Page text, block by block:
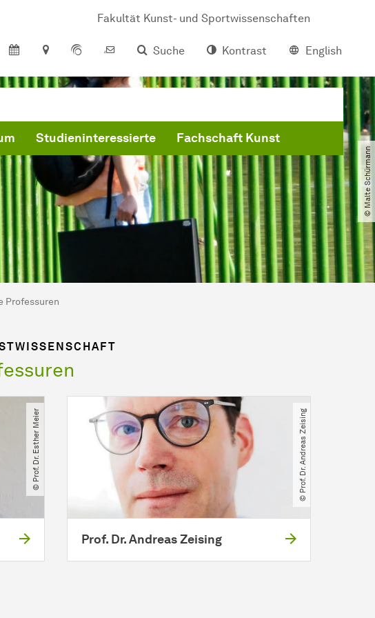
Fakultät Kunst- und Sportwissenschaften
Suche
Kontrast English
Studieninteressierte Fachschaft Kunst
© Malte Schürmann
Professuren
© Prof. Dr. Esther Meier © Prof. Dr. Andreas Zeising
Prof. Dr. Andreas Zeising